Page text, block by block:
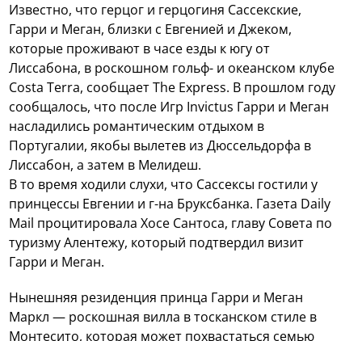
Известно, что герцог и герцогиня Сассекские,
Гарри и Меган, близки с Евгенией и Джеком,
которые проживают в часе езды к югу от
Лиссабона, в роскошном гольф- и океанском клубе
Costa Terra, сообщает The Express. В прошлом году
сообщалось, что после Игр Invictus Гарри и Меган
насладились романтическим отдыхом в
Португалии, якобы вылетев из Дюссельдорфа в
Лиссабон, а затем в Мелидеш.
В то время ходили слухи, что Сассексы гостили у
принцессы Евгении и г-на Бруксбанка. Газета Daily
Mail процитировала Хосе Сантоса, главу Совета по
туризму Алентежу, который подтвердил визит
Гарри и Меган.
Нынешняя резиденция принца Гарри и Меган
Маркл — роскошная вилла в тосканском стиле в
Монтесито, которая может похвастаться семью